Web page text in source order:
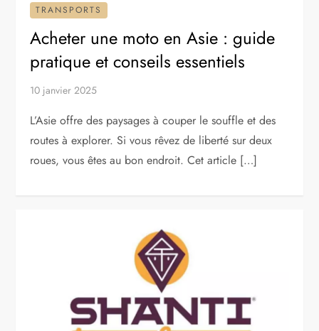
TRANSPORTS
Acheter une moto en Asie : guide
pratique et conseils essentiels
10 janvier 2025
L’Asie offre des paysages à couper le souffle et des
routes à explorer. Si vous rêvez de liberté sur deux
roues, vous êtes au bon endroit. Cet article […]